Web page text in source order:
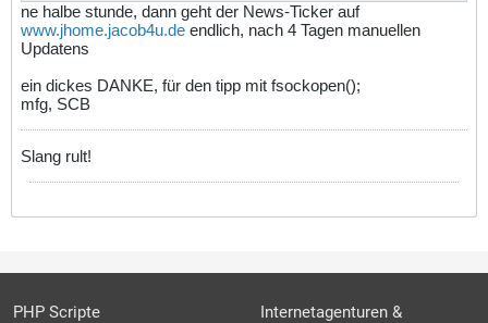
ne halbe stunde, dann geht der News-Ticker auf
www.jhome.jacob4u.de endlich, nach 4 Tagen manuellen
Updatens
ein dickes DANKE, für den tipp mit fsockopen();
mfg, SCB
Slang rult!
PHP Scripte
Internetagenturen &